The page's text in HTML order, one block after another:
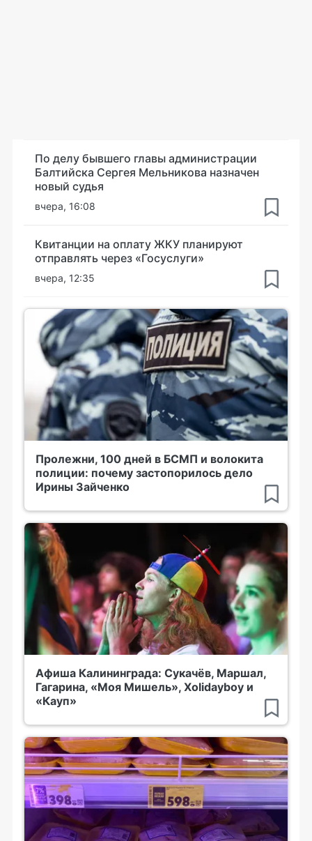
По делу бывшего главы администрации
Балтийска Сергея Мельникова назначен
новый судья
вчера, 16:08
Квитанции на оплату ЖКУ планируют
отправлять через «Госуслуги»
вчера, 12:35
Пролежни, 100 дней в БСМП и волокита
полиции: почему застопорилось дело
Ирины Зайченко
Афиша Калининграда: Сукачёв, Маршал,
Гагарина, «Моя Мишель», Xolidayboy и
«Кауп»